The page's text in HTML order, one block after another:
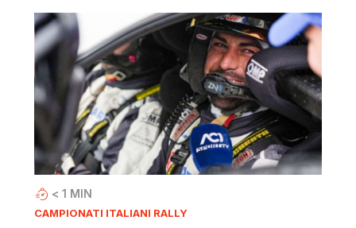
< 1 MIN
CAMPIONATI ITALIANI RALLY